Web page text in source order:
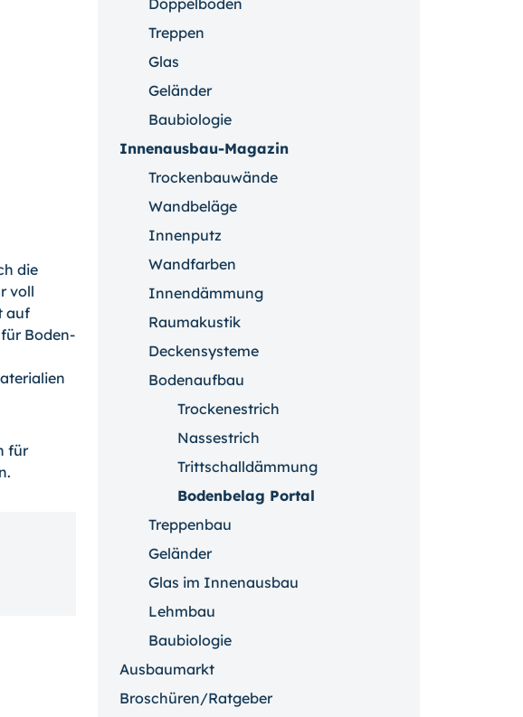
die
voll
auf
Boden-
für
Doppelböden
Treppen
Glas
Geländer
Baubiologie
Innenausbau-Magazin
Trockenbauwände
Wandbeläge
Innenputz
Wandfarben
Innendämmung
Raumakustik
Deckensysteme
Bodenaufbau
Trockenestrich
Nassestrich
Trittschalldämmung
Bodenbelag Portal
Treppenbau
Geländer
Glas im Innenausbau
Lehmbau
Baubiologie
Ausbaumarkt
Broschüren/Ratgeber